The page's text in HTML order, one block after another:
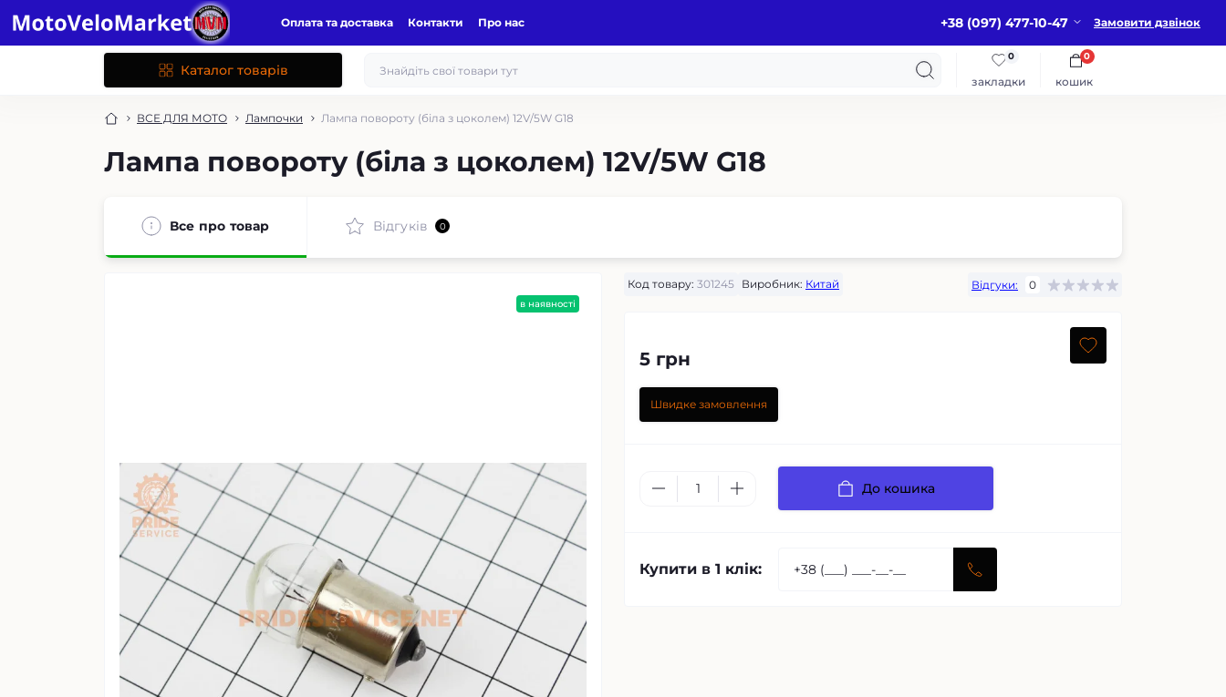
Оплата та доставка Контакти Про нас +38 (097) 477-10-47 Замовити дзвінок
Каталог товарів
закладки
0
кошик
0
ВСЕ ДЛЯ МОТО Лампочки Лампа повороту (біла з цоколем) 12V/5W G18
Лампа повороту (біла з цоколем) 12V/5W G18
Все про товар Відгуків 0
в наявності
Код товару: 301245 Виробник: Китай Відгуки: 0
5 грн
Швидке замовлення
До кошика
Купити в 1 клік: